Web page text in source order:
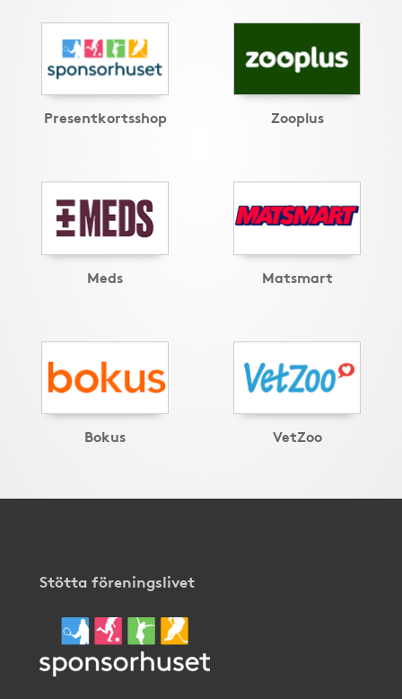
Presentkortsshop Zooplus
Meds Matsmart
Bokus VetZoo
Stötta föreningslivet